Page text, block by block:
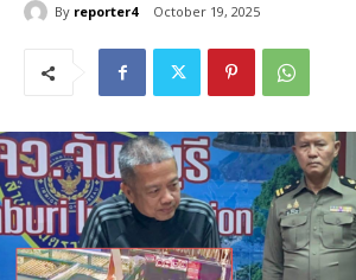
By reporter4 October 19, 2025